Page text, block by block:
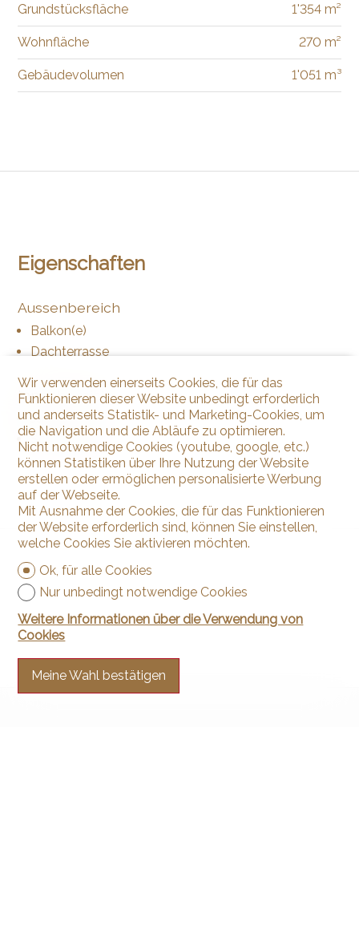
Eigenschaften
Aussenbereich
Balkon(e)
Dachterrasse
Innenbereich
Jacuzzi
Schwimmbad
Grundstücksfläche 1'354 m²
Wohnfläche 270 m²
Gebäudevolumen 1'051 m³
Wir verwenden einerseits Cookies, die für das
Funktionieren dieser Website unbedingt erforderlich
und anderseits Statistik- und Marketing-Cookies, um
die Navigation und die Abläufe zu optimieren.
Nicht notwendige Cookies (youtube, google, etc.)
können Statistiken über Ihre Nutzung der Website
erstellen oder ermöglichen personalisierte Werbung
auf der Webseite.
Mit Ausnahme der Cookies, die für das Funktionieren
der Website erforderlich sind, können Sie einstellen,
welche Cookies Sie aktivieren möchten.
Ok, für alle Cookies
Nur unbedingt notwendige Cookies
Weitere Informationen über die Verwendung von
Cookies
Meine Wahl bestätigen